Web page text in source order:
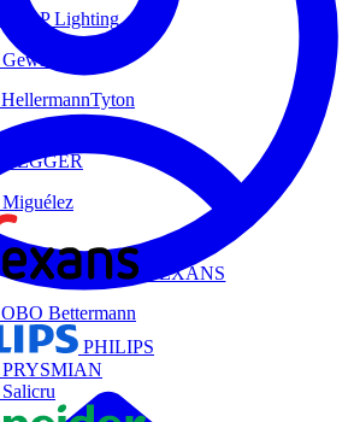
ETAP Lighting
Gewiss
HellermannTyton
MEGGER
Miguélez
NEXANS
OBO Bettermann
PHILIPS
PRYSMIAN
Salicru